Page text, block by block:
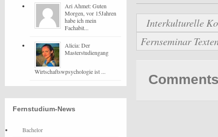
Interkulturelle
Fernseminar
Ari Ahmet: Guten
Morgen, vor 15Jahren
habe ich mein
Fachabit...
Alicia: Der
Masterstudiengang
Wirtschaftswpsychologie ist ...
Fernstudium-News
Bachelor